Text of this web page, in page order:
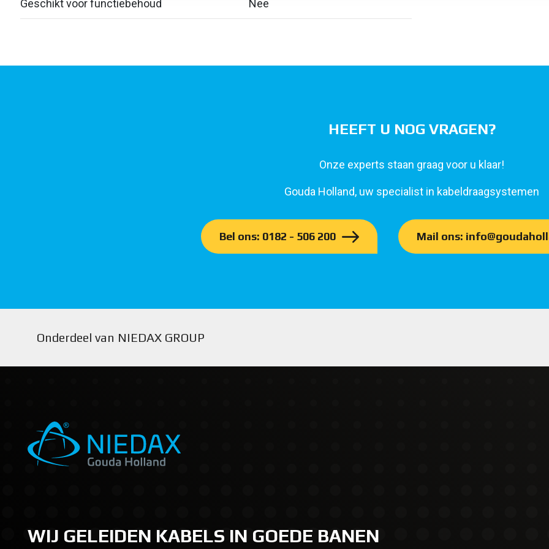
Geschikt voor functiebehoud Nee
HEEFT U NOG VRAGEN?
Onze experts staan graag voor u klaar!
Gouda Holland, uw specialist in kabeldraagsystemen
Bel ons: 0182 - 506 200 Mail ons:
Onderdeel van NIEDAX GROUP
WIJ GELEIDEN KABELS IN GOEDE BANEN